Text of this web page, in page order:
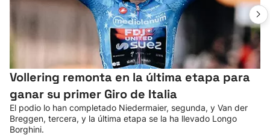
Vollering remonta en la última etapa para
ganar su primer Giro de Italia
El podio lo han completado Niedermaier, segunda, y Van der
Breggen, tercera, y la última etapa se la ha llevado Longo
Borghini.